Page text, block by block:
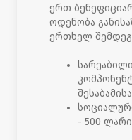
ერთ
ოდენობა
ერთხელ
- 500